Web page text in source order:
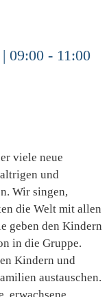
09:00 - 11:00
viele neue
und
Wir singen,
die Welt mit allen
geben den Kindern
in die Gruppe.
Kindern und
austauschen.